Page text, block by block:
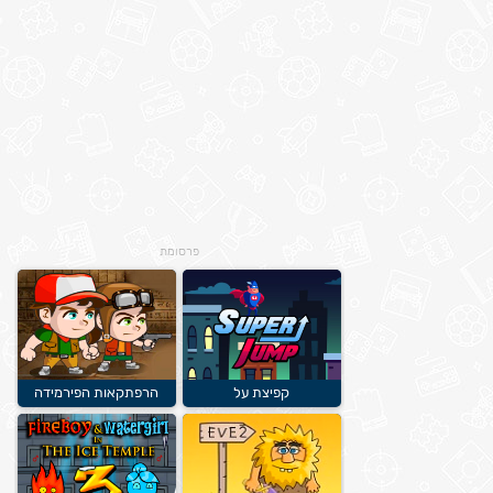
פרסומת
קפיצת על הרפתקאות הפירמידה